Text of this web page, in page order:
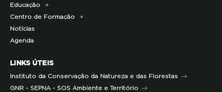
Infraestruturas
Contactos e Localização
Representações
Projetos cofinanciados pela UE
Outros Projetos
Histórico de Projetos
Clipping
Press Kit
Campanhas
ECOs-Locais
Dicas úteis
Iniciativas
Pareceres
Parcerias
Projetos
Educação
Área dos Professores
Recursos Pedagógicos
Literacia para a Floresta
Projetos
Centro de Formação
Formação Certificada
Formação Contínua para Professores
Outras Formações
Notícias
Agenda
LINKS ÚTEIS
Instituto da Conservação da Natureza e das Florestas
GNR - SEPNA - SOS Ambiente e Território